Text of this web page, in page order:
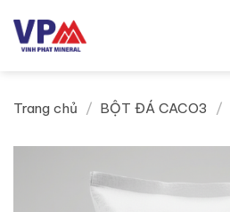
content
Trang chủ / BỘT ĐÁ CACO3 /